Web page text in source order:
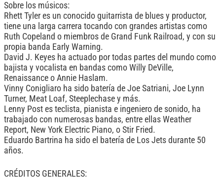
Sobre los músicos:
Rhett Tyler es un conocido guitarrista de blues y productor,
tiene una larga carrera tocando con grandes artistas como
Ruth Copeland o miembros de Grand Funk Railroad, y con su
propia banda Early Warning.
David J. Keyes ha actuado por todas partes del mundo como
bajista y vocalista en bandas como Willy DeVille,
Renaissance o Annie Haslam.
Vinny Conigliaro ha sido batería de Joe Satriani, Joe Lynn
Turner, Meat Loaf, Steeplechase y más.
Lenny Post es teclista, pianista e ingeniero de sonido, ha
trabajado con numerosas bandas, entre ellas Weather
Report, New York Electric Piano, o Stir Fried.
Eduardo Bartrina ha sido el batería de Los Jets durante 50
años.
CRÉDITOS GENERALES: